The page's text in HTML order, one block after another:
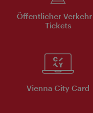
Öffentlicher Verkehr
Tickets
Vienna City Card